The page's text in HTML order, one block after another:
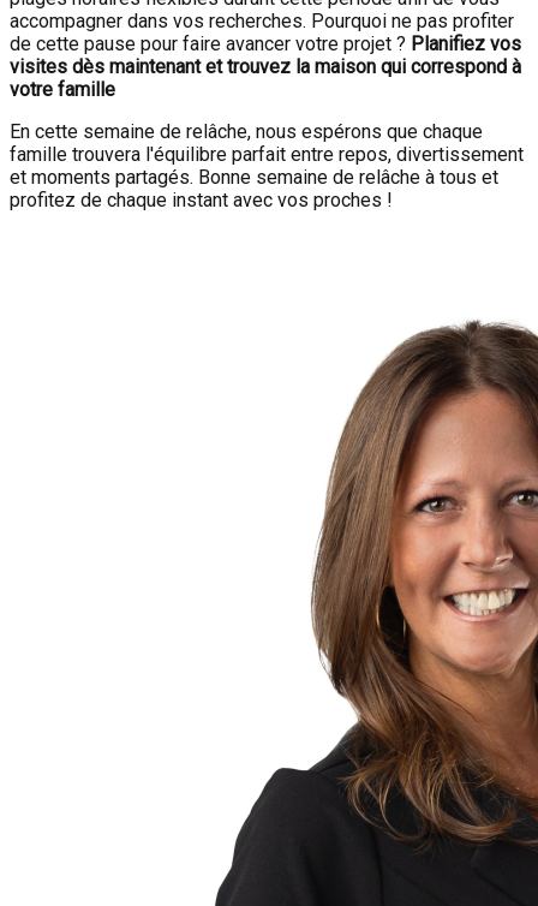
accompagner dans vos recherches. Pourquoi ne pas profiter
de cette pause pour faire avancer votre projet ? Planifiez vos
visites dès maintenant et trouvez la maison qui correspond à
votre famille
En cette semaine de relâche, nous espérons que chaque
famille trouvera l'équilibre parfait entre repos, divertissement
et moments partagés. Bonne semaine de relâche à tous et
profitez de chaque instant avec vos proches !